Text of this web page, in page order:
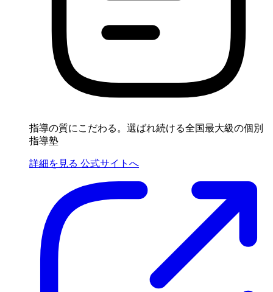
指導の質にこだわる。選ばれ続ける全国最大級の個別
指導塾
詳細を見る 公式サイトへ